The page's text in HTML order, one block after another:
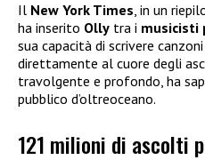
Il New York Times, in un
ha inserito Olly tra i musicisti
sua capacità di scrivere canzoni
direttamente al cuore degli
travolgente e profondo, ha
pubblico d’oltreoceano.
121 milioni di ascolti